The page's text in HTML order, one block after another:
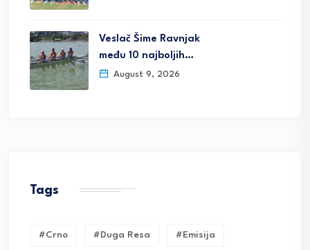
Veslač Šime Ravnjak
među 10 najboljih…
August 9, 2026
Tags
#crno #duga Resa #emisija